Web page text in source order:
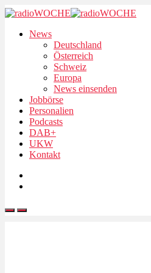
News
Deutschland
Österreich
Schweiz
Europa
News einsenden
Jobbörse
Personalien
Podcasts
DAB+
UKW
Kontakt